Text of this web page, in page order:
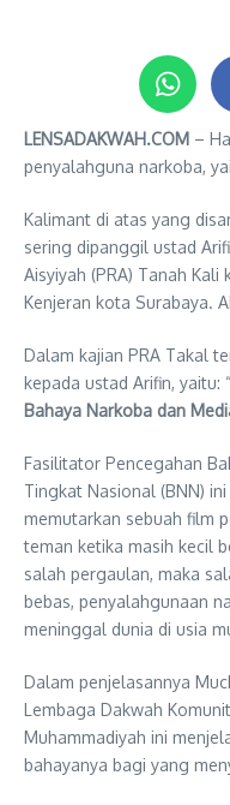
LENSADAKWAH.COM –
penyalahguna narkoba,
Kalimant di atas yang
sering dipanggil ustad
Aisyiyah (PRA) Tanah
Kenjeran kota Surabaya.
Dalam kajian PRA Takal
kepada ustad Arifin, yaitu: “
Bahaya Narkoba dan
Fasilitator Pencegahan
Tingkat Nasional (BNN)
memutarkan sebuah film
teman ketika masih kecil
salah pergaulan, maka
bebas, penyalahgunaan
meninggal dunia di usia
Dalam penjelasannya
Lembaga Dakwah
Muhammadiyah ini
bahayanya bagi yang